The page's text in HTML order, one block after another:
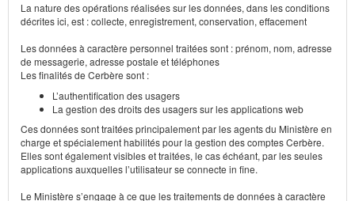
La nature des opérations réalisées sur les données, dans les conditions
décrites ici, est : collecte, enregistrement, conservation, effacement
Les données à caractère personnel traitées sont : prénom, nom, adresse
de messagerie, adresse postale et téléphones
Les finalités de Cerbère sont :
L’authentification des usagers
La gestion des droits des usagers sur les applications web
Ces données sont traitées principalement par les agents du Ministère en
charge et spécialement habilités pour la gestion des comptes Cerbère.
Elles sont également visibles et traitées, le cas échéant, par les seules
applications auxquelles l’utilisateur se connecte in fine.
Le Ministère s’engage à ce que les traitements de données à caractère